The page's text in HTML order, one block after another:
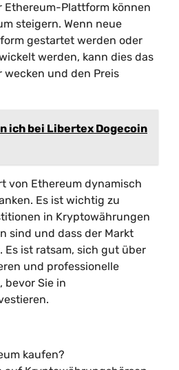
Ethereum-Plattform können
steigern. Wenn neue
gestartet werden oder
werden, kann dies das
wecken und den Preis
ich bei Libertex Dogecoin
von Ethereum dynamisch
Es ist wichtig zu
in Kryptowährungen
sind und dass der Markt
Es ist ratsam, sich gut über
und professionelle
bevor Sie in
kaufen?